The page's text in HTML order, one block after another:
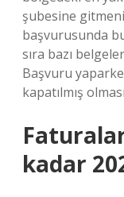
şubesine
başvurusunda
sıra bazı
Başvuru
kapatılmış
kadar